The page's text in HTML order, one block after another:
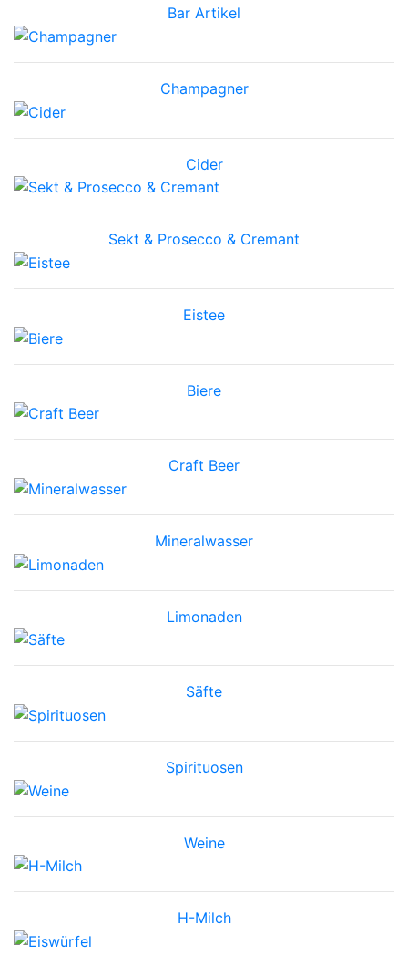
Bar Artikel
Champagner
Cider
Sekt & Prosecco & Cremant
Eistee
Biere
Craft Beer
Mineralwasser
Limonaden
Säfte
Spirituosen
Weine
H-Milch